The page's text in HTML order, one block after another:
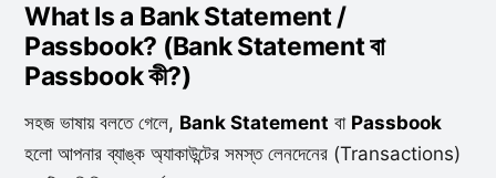
What Is a Bank Statement /
Passbook? (Bank Statement বা
Passbook কী?)
সহজ ভাষায় বলতে গেলে, Bank Statement বা Passbook
হলো আপনার ব্যাঙ্ক অ্যাকাউন্টের সমস্ত লেনদেনের (Transactions)